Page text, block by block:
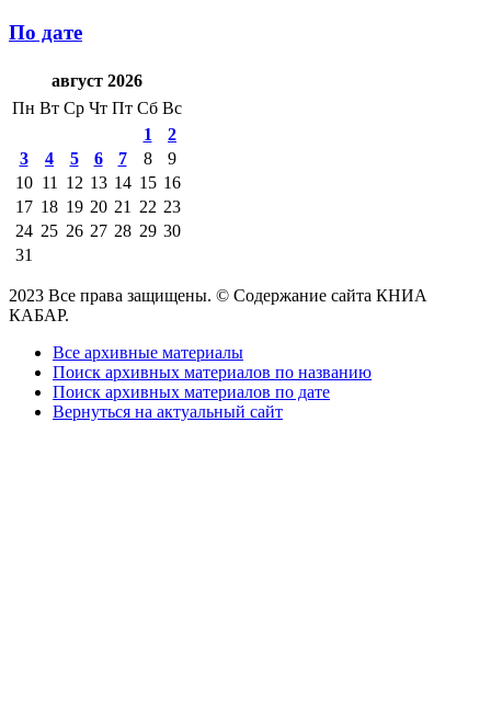
По дате
август 2026
Пн Вт Ср Чт Пт Сб Вс
1
2
3
4 5 6 7 8
9
10 11 12 13 14 15 16
17 18 19 20 21 22 23
24 25 26 27 28 29 30
31
2023 Все права защищены. © Содержание сайта КНИА
КАБАР.
Все архивные материалы
Поиск архивных материалов по названию
Поиск архивных материалов по дате
Вернуться на актуальный сайт